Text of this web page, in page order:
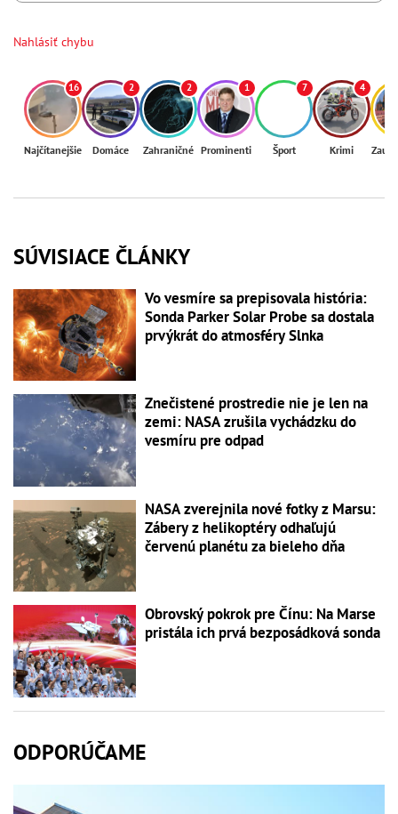
Nahlásiť chybu
16
Najčítanejšie
2
Domáce
2
Zahraničné
1
Prominenti
7
Šport
4
Krimi
SÚVISIACE ČLÁNKY
Vo vesmíre sa prepisovala história:
Sonda Parker Solar Probe sa dostala
prvýkrát do atmosféry Slnka
Znečistené prostredie nie je len na
zemi: NASA zrušila vychádzku do
vesmíru pre odpad
NASA zverejnila nové fotky z Marsu:
Zábery z helikoptéry odhaľujú
červenú planétu za bieleho dňa
Obrovský pokrok pre Čínu: Na Marse
pristála ich prvá bezposádková sonda
ODPORÚČAME